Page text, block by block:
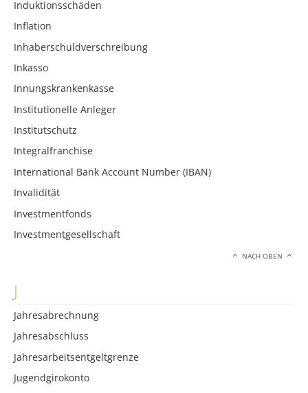
Induktionsschäden
Inflation
Inhaberschuldverschreibung
Inkasso
Innungskrankenkasse
Institutionelle Anleger
Institutschutz
Integralfranchise
International Bank Account Number (IBAN)
Invalidität
Investmentfonds
Investmentgesellschaft
NACH OBEN
J
Jahresabrechnung
Jahresabschluss
Jahresarbeitsentgeltgrenze
Jugendgirokonto